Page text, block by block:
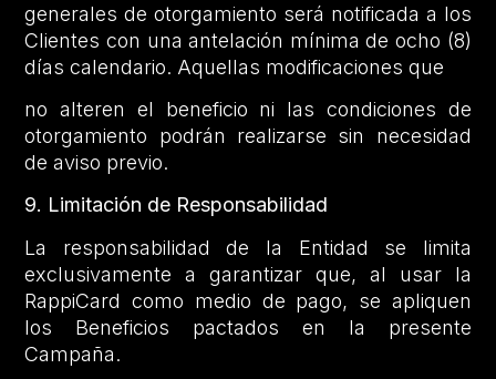
generales de otorgamiento será notificada a los
Clientes con una antelación mínima de ocho (8)
días calendario. Aquellas modificaciones que
no alteren el beneficio ni las condiciones de
otorgamiento podrán realizarse sin necesidad
de aviso previo.
9. Limitación de Responsabilidad
La responsabilidad de la Entidad se limita
exclusivamente a garantizar que, al usar la
RappiCard como medio de pago, se apliquen
los Beneficios pactados en la presente
Campaña.